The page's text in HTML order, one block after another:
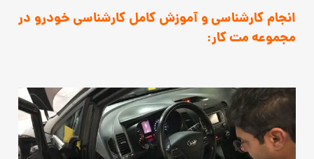
انجام کارشناسی و آموزش کامل کارشناسی خودرو در
مجموعه مت کار: